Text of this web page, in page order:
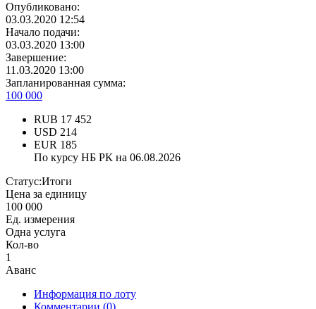
Опубликовано:
03.03.2020 12:54
Начало подачи:
03.03.2020 13:00
Завершение:
11.03.2020 13:00
Запланированная сумма:
100 000
RUB 17 452
USD 214
EUR 185
По курсу НБ РК на 06.08.2026
Статус:Итоги
Цена за единицу
100 000
Ед. измерения
Одна услуга
Кол-во
1
Аванс
Информация по лоту